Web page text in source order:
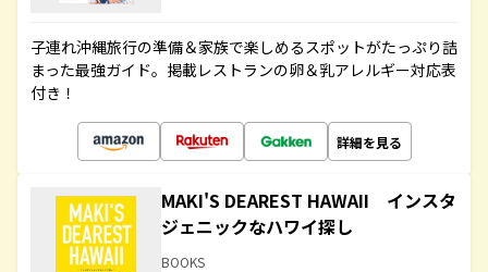
子連れ沖縄旅行の準備＆家族で楽しめるスポットがたっぷり詰
まった最強ガイド。掲載レストランの卵＆乳アレルギー対応表
付き！
詳細を見る
MAKI'S DEAREST HAWAII インスタ
ジェニックなハワイ探し
BOOKS